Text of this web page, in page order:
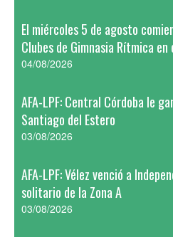
El miércoles 5 de agosto
Clubes de Gimnasia Rítmica en
04/08/2026
AFA-LPF: Central Córdoba le
Santiago del Estero
03/08/2026
AFA-LPF: Vélez venció a
solitario de la Zona A
03/08/2026